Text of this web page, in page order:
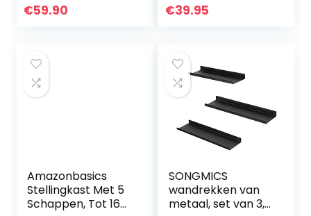
kantoorcontainer
€59.90
planken, vintage,
€39.95
Amazonbasics
Stellingkast Met 5
Schappen, Tot 160
SONGMICS
wandrekken van
metaal, set van 3,